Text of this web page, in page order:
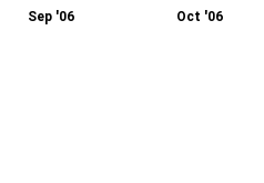
Sep '06 Oct '06